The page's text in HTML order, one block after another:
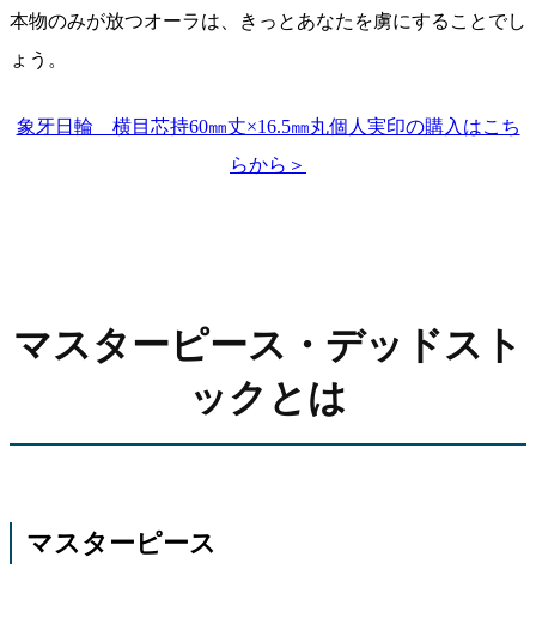
本物のみが放つオーラは、きっとあなたを虜にすることでし
ょう。
象牙日輪 横目芯持60㎜丈×16.5㎜丸個人実印の購入はこち
らから＞
マスターピース・デッドスト
ックとは
マスターピース